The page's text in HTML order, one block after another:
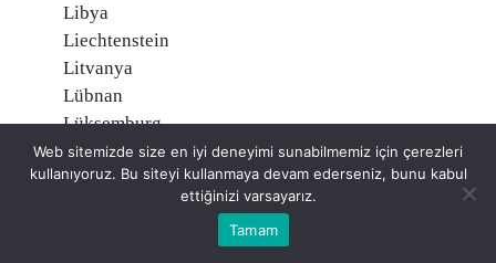
Libya
Liechtenstein
Litvanya
Lübnan
Lüksemburg
Macaristan
Madagaskar
Makau (Makao)
Web sitemizde size en iyi deneyimi sunabilmemiz için çerezleri
kullanıyoruz. Bu siteyi kullanmaya devam ederseniz, bunu kabul
ettiğinizi varsayarız.
Tamam